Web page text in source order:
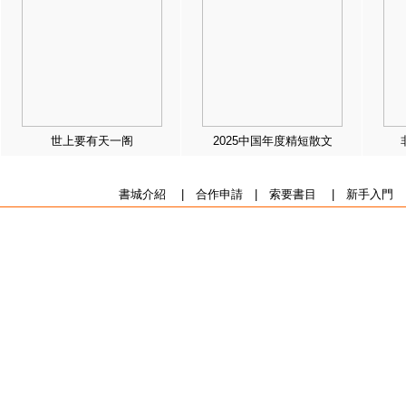
世上要有天一阁 2025中国年度精短散文
書城介紹 合作申請| 索要書目 新手入門